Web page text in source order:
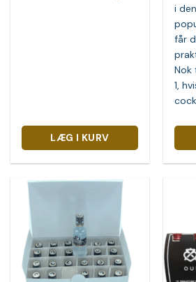
LÆG I KURV
i
får
Nok
1,